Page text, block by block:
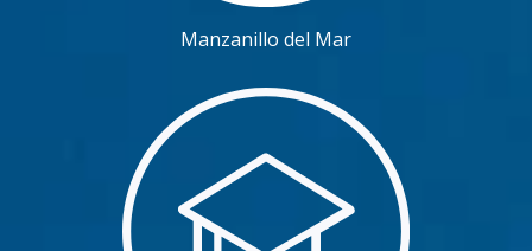
Manzanillo del Mar